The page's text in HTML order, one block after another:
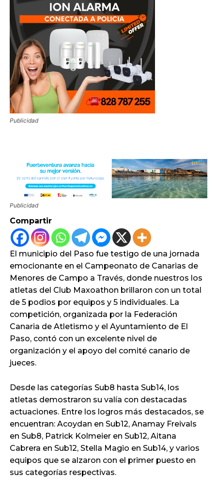
Publicidad
Publicidad
Compartir
El municipio del Paso fue testigo de una jornada
emocionante en el Campeonato de Canarias de
Menores de Campo a Través, donde nuestros los
atletas del Club Maxoathon brillaron con un total
de 5 podios por equipos y 5 individuales. La
competición, organizada por la Federación
Canaria de Atletismo y el Ayuntamiento de El
Paso, contó con un excelente nivel de
organización y el apoyo del comité canario de
jueces.
Desde las categorías Sub8 hasta Sub14, los
atletas demostraron su valía con destacadas
actuaciones. Entre los logros más destacados, se
encuentran: Acoydan en Sub12, Anamay Freivals
en Sub8, Patrick Kolmeier en Sub12, Aitana
Cabrera en Sub12, Stella Magio en Sub14, y varios
equipos que se alzaron con el primer puesto en
sus categorías respectivas.